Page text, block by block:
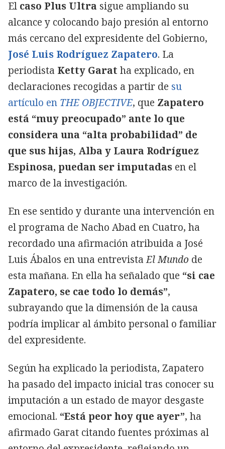
El caso Plus Ultra sigue ampliando su
alcance y colocando bajo presión al entorno
más cercano del expresidente del Gobierno,
José Luis Rodríguez Zapatero. La
periodista Ketty Garat ha explicado, en
declaraciones recogidas a partir de su
artículo en THE OBJECTIVE, que Zapatero
está “muy preocupado” ante lo que
considera una “alta probabilidad” de
que sus hijas, Alba y Laura Rodríguez
Espinosa, puedan ser imputadas en el
marco de la investigación.
En ese sentido y durante una intervención en
el programa de Nacho Abad en Cuatro, ha
recordado una afirmación atribuida a José
Luis Ábalos en una entrevistaEl Mundo de
esta mañana. En ella ha señalado que “si cae
Zapatero, se cae todo lo demás”,
subrayando que la dimensión de la causa
podría implicar al ámbito personal o familiar
del expresidente.
Según ha explicado la periodista, Zapatero
ha pasado del impacto inicial tras conocer su
imputación a un estado de mayor desgaste
emocional. “Está peor hoy que ayer”, ha
afirmado Garat citando fuentes próximas al